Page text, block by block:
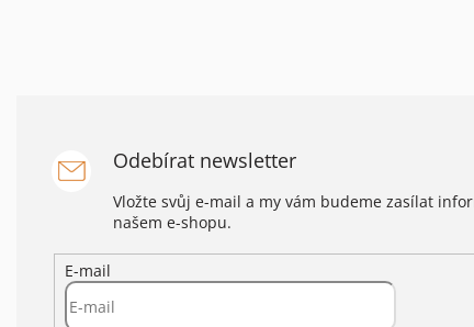
Odebírat newsletter
Vložte svůj e-mail a my vám budeme zasílat
našem e-shopu.
E-mail